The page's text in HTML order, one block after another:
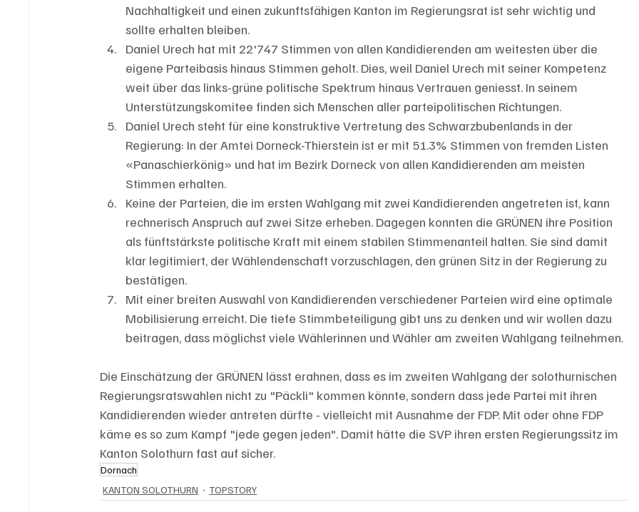
Nachhaltigkeit und einen zukunftsfähigen Kanton im Regierungsrat ist sehr wichtig und
sollte erhalten bleiben.
Daniel Urech hat mit 22'747 Stimmen von allen Kandidierenden am weitesten über die
eigene Parteibasis hinaus Stimmen geholt. Dies, weil Daniel Urech mit seiner Kompetenz
weit über das links-grüne politische Spektrum hinaus Vertrauen geniesst. In seinem
Unterstützungskomitee finden sich Menschen aller parteipolitischen Richtungen.
Daniel Urech steht für eine konstruktive Vertretung des Schwarzbubenlands in der
Regierung: In der Amtei Dorneck-Thierstein ist er mit 51.3% Stimmen von fremden Listen
«Panaschierkönig» und hat im Bezirk Dorneck von allen Kandidierenden am meisten
Stimmen erhalten.
Keine der Parteien, die im ersten Wahlgang mit zwei Kandidierenden angetreten ist, kann
rechnerisch Anspruch auf zwei Sitze erheben. Dagegen konnten die GRÜNEN ihre Position
als fünftstärkste politische Kraft mit einem stabilen Stimmenanteil halten. Sie sind damit
klar legitimiert, der Wählendenschaft vorzuschlagen, den grünen Sitz in der Regierung zu
bestätigen.
Mit einer breiten Auswahl von Kandidierenden verschiedener Parteien wird eine optimale
Mobilisierung erreicht. Die tiefe Stimmbeteiligung gibt uns zu denken und wir wollen dazu
beitragen, dass möglichst viele Wählerinnen und Wähler am zweiten Wahlgang teilnehmen.
Die Einschätzung der GRÜNEN lässt erahnen, dass es im zweiten Wahlgang der solothurnischen
Regierungsratswahlen nicht zu "Päckli" kommen könnte, sondern dass jede Partei mit ihren
Kandidierenden wieder antreten dürfte - vielleicht mit Ausnahme der FDP. Mit oder ohne FDP
käme es so zum Kampf "jede gegen jeden". Damit hätte die SVP ihren ersten Regierungssitz im
Kanton Solothurn fast auf sicher.
Dornach
KANTON SOLOTHURN
TOPSTORY